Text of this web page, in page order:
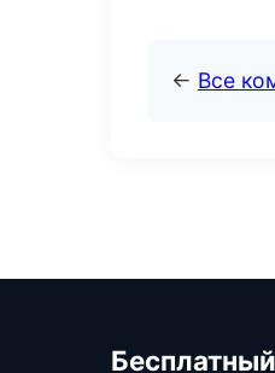
← Все